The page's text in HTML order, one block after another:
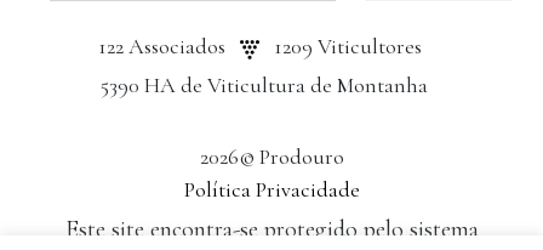
2026© Prodouro
Política Privacidade
Este site encontra-se protegido pelo sistema
122 Associados
1209 Viticultores
5390 HA de Viticultura de Montanha